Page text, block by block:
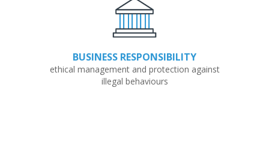
BUSINESS RESPONSIBILITY
ethical management and protection against
illegal behaviours